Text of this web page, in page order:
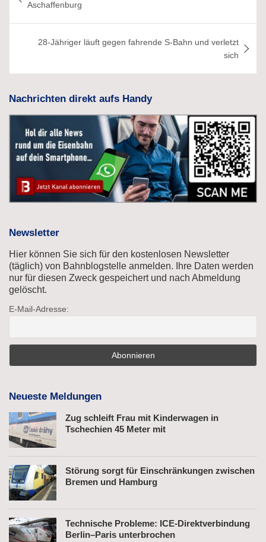
Aschaffenburg
28-Jähriger läuft gegen fahrende S-Bahn und verletzt
sich
Nachrichten direkt aufs Handy
Newsletter
Hier können Sie sich für den kostenlosen Newsletter
(täglich) von Bahnblogstelle anmelden. Ihre Daten werden
nur für diesen Zweck gespeichert und nach Abmeldung
gelöscht.
E-Mail-Adresse:
Neueste Meldungen
Zug schleift Frau mit Kinderwagen in
Tschechien 45 Meter mit
Störung sorgt für Einschränkungen zwischen
Bremen und Hamburg
Technische Probleme: ICE-Direktverbindung
Berlin–Paris unterbrochen